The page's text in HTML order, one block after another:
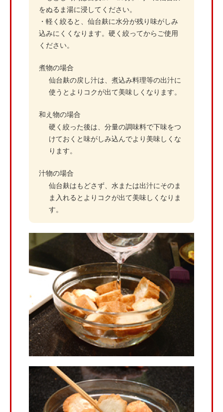
をぬるま湯に浸してください。
・軽く絞ると、仙台麸に水分が残り味がしみ
込みにくくなります。硬く絞ってからご使用
ください。
煮物の場合
仙台麸の戻し汁は、煮込み料理等の出汁に
使うとよりコクが出て美味しくなります。
和え物の場合
硬く絞った後は、分量の調味料で下味をつ
けておくと味がしみ込んでより美味しくな
ります。
汁物の場合
仙台麸はもどさず、水または出汁にそのま
ま入れるとよりコクが出て美味しくなりま
す。